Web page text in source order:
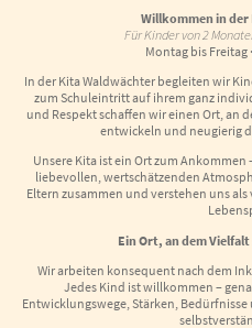
Willkommen in
Für Kinder von 2
Montag bis Freitag
In der Kita Waldwächter begleiten wir
zum Schuleintritt auf ihrem ganz
und Respekt schaffen wir einen Ort, an
entwickeln und neugierig
Unsere Kita ist ein Ort zum
liebevollen, wertschätzenden
Eltern zusammen und verstehen uns
Ein Ort, an dem
Wir arbeiten konsequent nach dem
Jedes Kind ist willkommen –
Entwicklungswege, Stärken,